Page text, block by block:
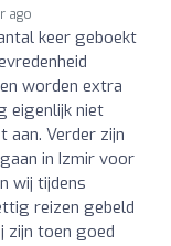
ago
keer geboekt
worden extra
eigenlijk niet
aan. Verder zijn
in Izmir voor
wij tijdens
reizen gebeld
zijn toen goed